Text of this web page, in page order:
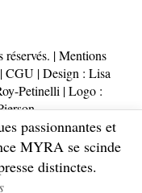
|Mentions
CGU| Design : Lisa
Petinelli | Logo :
passionnantes et
MYRA se scinde
distinctes.